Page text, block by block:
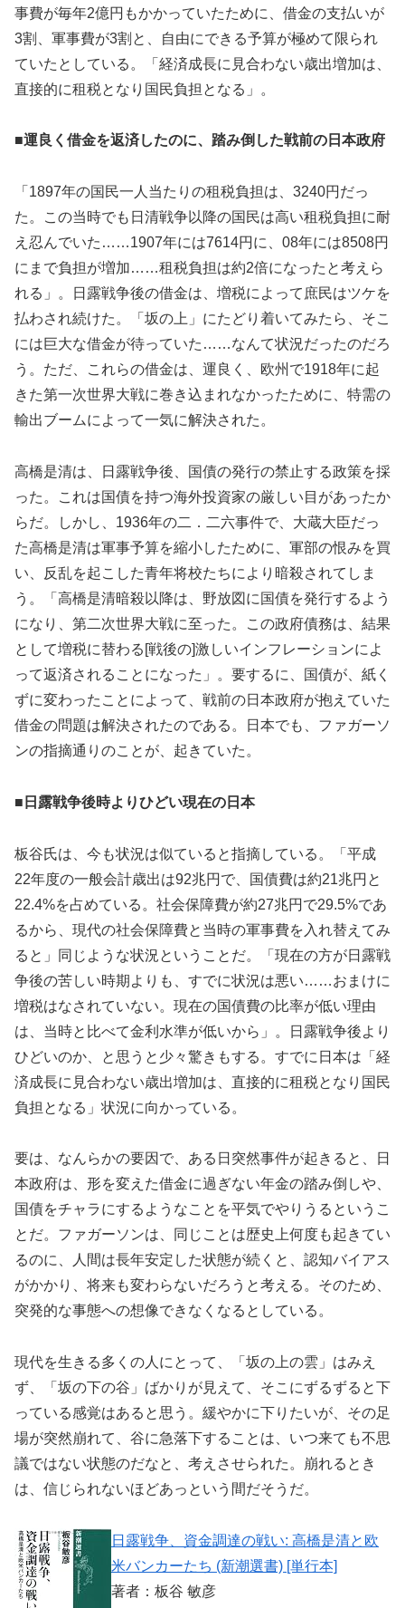
事費が毎年2億円もかかっていたために、借金の支払いが
3割、軍事費が3割と、自由にできる予算が極めて限られ
ていたとしている。「経済成長に見合わない歳出増加は、
直接的に租税となり国民負担となる」。
■運良く借金を返済したのに、踏み倒した戦前の日本政府
「1897年の国民一人当たりの租税負担は、3240円だっ
た。この当時でも日清戦争以降の国民は高い租税負担に耐
え忍んでいた……1907年には7614円に、08年には8508円
にまで負担が増加……租税負担は約2倍になったと考えら
れる」。日露戦争後の借金は、増税によって庶民はツケを
払わされ続けた。「坂の上」にたどり着いてみたら、そこ
には巨大な借金が待っていた……なんて状況だったのだろ
う。ただ、これらの借金は、運良く、欧州で1918年に起
きた第一次世界大戦に巻き込まれなかったために、特需の
輸出ブームによって一気に解決された。
高橋是清は、日露戦争後、国債の発行の禁止する政策を採
った。これは国債を持つ海外投資家の厳しい目があったか
らだ。しかし、1936年の二．二六事件で、大蔵大臣だっ
た高橋是清は軍事予算を縮小したために、軍部の恨みを買
い、反乱を起こした青年将校たちにより暗殺されてしま
う。「高橋是清暗殺以降は、野放図に国債を発行するよう
になり、第二次世界大戦に至った。この政府債務は、結果
として増税に替わる[戦後の]激しいインフレーションによ
って返済されることになった」。要するに、国債が、紙く
ずに変わったことによって、戦前の日本政府が抱えていた
借金の問題は解決されたのである。日本でも、ファガーソ
ンの指摘通りのことが、起きていた。
■日露戦争後時よりひどい現在の日本
板谷氏は、今も状況は似ていると指摘している。「平成
22年度の一般会計歳出は92兆円で、国債費は約21兆円と
22.4%を占めている。社会保障費が約27兆円で29.5%であ
るから、現代の社会保障費と当時の軍事費を入れ替えてみ
ると」同じような状況ということだ。「現在の方が日露戦
争後の苦しい時期よりも、すでに状況は悪い……おまけに
増税はなされていない。現在の国債費の比率が低い理由
は、当時と比べて金利水準が低いから」。日露戦争後より
ひどいのか、と思うと少々驚きもする。すでに日本は「経
済成長に見合わない歳出増加は、直接的に租税となり国民
負担となる」状況に向かっている。
要は、なんらかの要因で、ある日突然事件が起きると、日
本政府は、形を変えた借金に過ぎない年金の踏み倒しや、
国債をチャラにするようなことを平気でやりうるというこ
とだ。ファガーソンは、同じことは歴史上何度も起きてい
るのに、人間は長年安定した状態が続くと、認知バイアス
がかかり、将来も変わらないだろうと考える。そのため、
突発的な事態への想像できなくなるとしている。
現代を生きる多くの人にとって、「坂の上の雲」はみえ
ず、「坂の下の谷」ばかりが見えて、そこにずるずると下
っている感覚はあると思う。緩やかに下りたいが、その足
場が突然崩れて、谷に急落下することは、いつ来ても不思
議ではない状態のだなと、考えさせられた。崩れるとき
は、信じられないほどあっという間だそうだ。
日露戦争、資金調達の戦い: 高橋是清と欧
米バンカーたち (新潮選書) [単行本]
著者：板谷 敏彦